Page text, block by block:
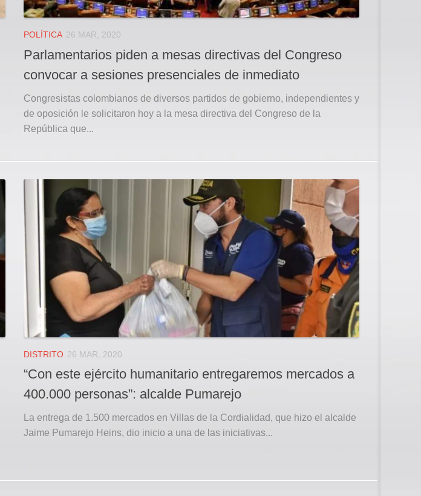
POLÍTICA 26 MAR, 2020
Parlamentarios piden a mesas directivas del Congreso
convocar a sesiones presenciales de inmediato
Congresistas colombianos de diversos partidos de gobierno, independientes y
de oposición le solicitaron hoy a la mesa directiva del Congreso de la
República que...
DISTRITO 26 MAR, 2020
“Con este ejército humanitario entregaremos mercados a
400.000 personas”: alcalde Pumarejo
La entrega de 1.500 mercados en Villas de la Cordialidad, que hizo el alcalde
Jaime Pumarejo Heins, dio inicio a una de las iniciativas...